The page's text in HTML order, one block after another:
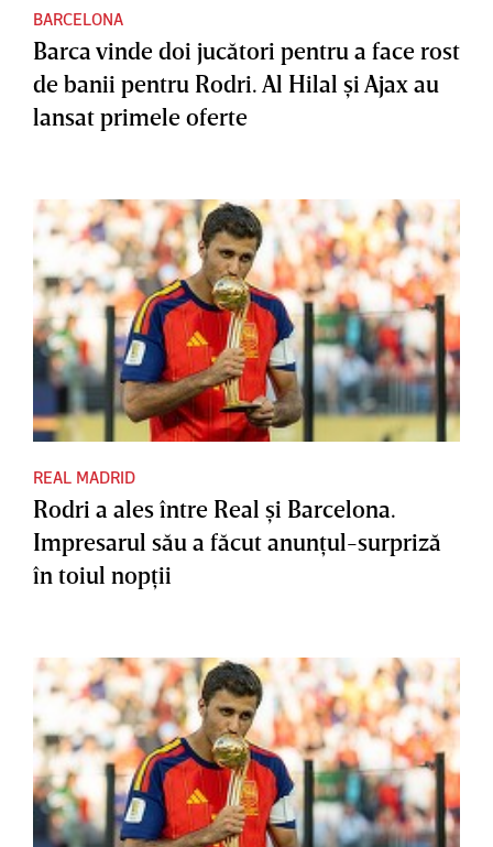
BARCELONA
Barca vinde doi jucători pentru a face rost
de banii pentru Rodri. Al Hilal şi Ajax au
lansat primele oferte
REAL MADRID
Rodri a ales între Real şi Barcelona.
Impresarul său a făcut anunţul-surpriză
în toiul nopţii